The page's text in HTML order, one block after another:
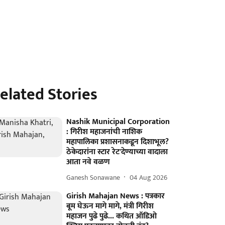
Stories
Nashik Municipal Corporation
: गिरीश महाजनांची नाशिक
महापालिका प्रशासनाकडून दिशाभूल?
ठेकेदारांना स्टार रेट'देण्याच्या वादाला
आता नवे वळण
Ganesh Sonawane 04 Aug 2026
Girish Mahajan News : पत्रकार
बूम घेऊन मागे मागे, मंत्री गिरीश
महाजन पुढे पुढे... कथित ऑडिओ